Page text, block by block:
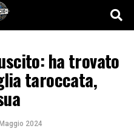
ha trovato
taroccata,
2024